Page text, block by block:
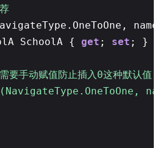
SchoolA { get ; set ; }
手动赋值防止插入0这种默认值